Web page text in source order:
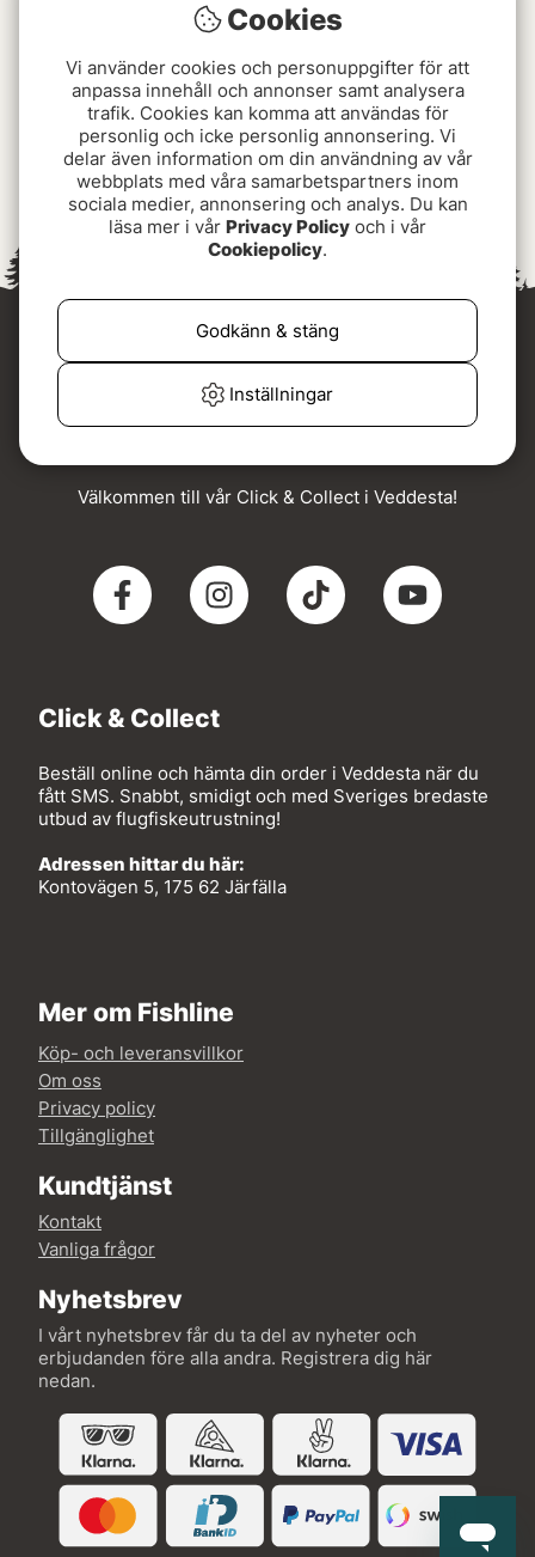
JW Lures Flap Jack
Shallow 20cm, 90g
499 kr
Madness Japan Balam
Swimbait
fr. 1249 kr
Välkommen till vår Click & Collect i Veddesta!
Click & Collect
Beställ online och hämta din order i Veddesta när du
fått SMS. Snabbt, smidigt och med Sveriges bredaste
utbud av flugfiskeutrustning!
Adressen hittar du här:
Kontovägen 5, 175 62 Järfälla
Mer om Fishline
Köp- och leveransvillkor
Om oss
Privacy policy
Tillgänglighet
Kundtjänst
Kontakt
Vanliga frågor
Nyhetsbrev
I vårt nyhetsbrev får du ta del av nyheter och
erbjudanden före alla andra. Registrera dig här
nedan.
Cookies
Vi använder cookies och personuppgifter för att
anpassa innehåll och annonser samt analysera
trafik. Cookies kan komma att användas för
personlig och icke personlig annonsering. Vi
delar även information om din användning av vår
webbplats med våra samarbetspartners inom
sociala medier, annonsering och analys. Du kan
läsa mer i vår Privacy Policy och i vår
Cookiepolicy.
Inställningar
Godkänn & stäng